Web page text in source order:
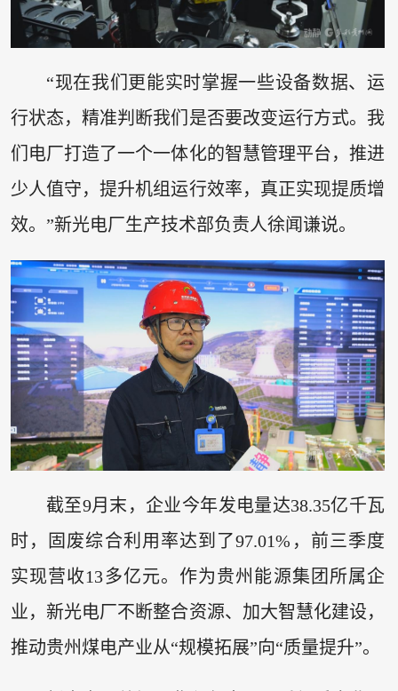
“现在我们更能实时掌握一些设备数据、运
行状态，精准判断我们是否要改变运行方式。我
们电厂打造了一个一体化的智慧管理平台，推进
少人值守，提升机组运行效率，真正实现提质增
效。”新光电厂生产技术部负责人徐闻谦说。
截至9月末，企业今年发电量达38.35亿千瓦
时，固废综合利用率达到了97.01%，前三季度
实现营收13多亿元。作为贵州能源集团所属企
业，新光电厂不断整合资源、加大智慧化建设，
推动贵州煤电产业从“规模拓展”向“质量提升”。